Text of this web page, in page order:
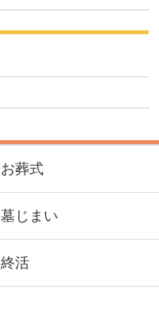
お葬式
墓じまい
終活